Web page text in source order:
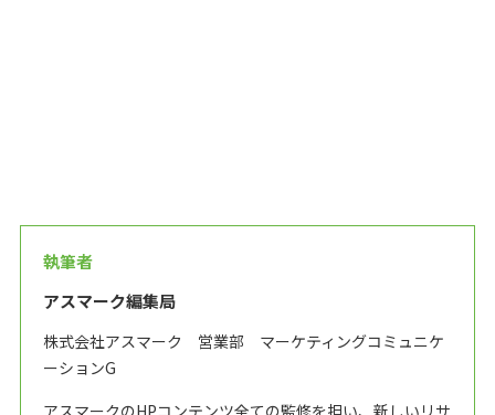
執筆者
アスマーク編集局
株式会社アスマーク 営業部 マーケティングコミュニケ
ーションG
アスマークのHPコンテンツ全ての監修を担い、新しいリサ